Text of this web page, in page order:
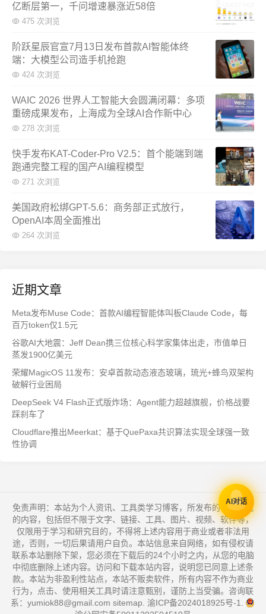
亿断层第一，千问增速暴涨近58倍
475 次浏览
阶跃星辰官宣7月13日发布首款AI智能体终
端：大模型公司造手机抢跑
424 次浏览
WAIC 2026 世界人工智能大会圆满闭幕：多项
重磅成果发布，上海成为全球AI合作新中心
278 次浏览
快手发布KAT-Coder-Pro V2.5：首个能端到端
跑通完整工程的国产AI编程模型
271 次浏览
美国政府松绑GPT-5.6：商务部正式放行，
OpenAI本周全面推出
264 次浏览
近期文章
Meta发布Muse Code：首款AI编程智能体叫板Claude Code，每
百万token仅1.5元
谷歌AI大地震：Jeff Dean携三位核心科学家集体出走，市值单日
蒸发1900亿美元
荣耀MagicOS 11发布：安卓首款动态液态玻璃，琉光+蜂鸟双架构
破解行业困局
DeepSeek V4 Flash正式版炸场：Agent能力超越旗舰，价格战要
踩刹车了
Cloudflare推出Meerkat：基于QuePaxa共识算法实现全球强一致
性协调
免责声明：本站为个人资讯、工具类学习博客，所发布的一切形式
的内容，包括但不限于文字、链接、工具、图片、视频、软件等，
仅限用于学习和研究目的，不得将上述内容用于商业或者非法用
途，否则，一切后果请用户自负。本站信息来自网络，如有侵权请
联系本站删除下架，您必须在下载后的24个小时之内，从您的电脑
中彻底删除上述内容。访问和下载本站内容，说明您已同意上述条
款。本站为非盈利性站点，本站不贩卖软件，所有内容不作为商业
行为，点击、使用相关工具时请注意甄别，谨防上当受骗。咨询联
系：yumiok88@gmail.com sitemap 渝ICP备2024018925号-1
AI对话